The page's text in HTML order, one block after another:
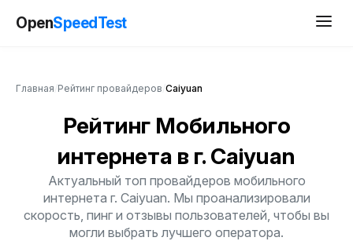
OpenSpeedTest
Главная Рейтинг провайдеров Caiyuan
Рейтинг Мобильного
интернета в г. Caiyuan
Актуальный топ провайдеров мобильного
интернета г. Caiyuan. Мы проанализировали
скорость, пинг и отзывы пользователей, чтобы вы
могли выбрать лучшего оператора.